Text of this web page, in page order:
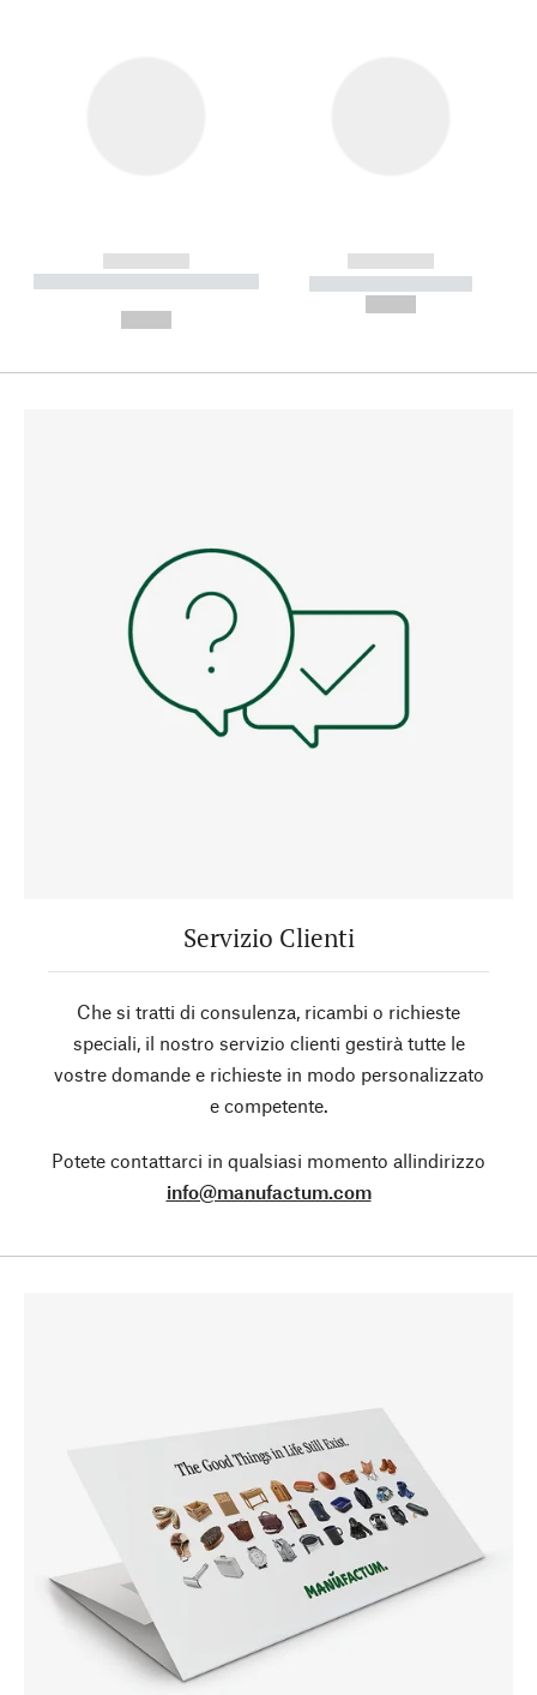
------------
----------- ----------- --------
------------
----------- -----------
Servizio Clienti
Che si tratti di consulenza, ricambi o richieste
speciali, il nostro servizio clienti gestirà tutte le
vostre domande e richieste in modo personalizzato
e competente.
Potete contattarci in qualsiasi momento allindirizzo
info@manufactum.com